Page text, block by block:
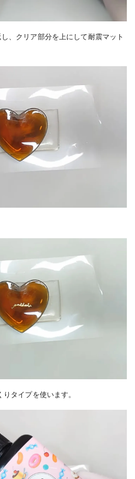
、 クリア部分を上にして耐震マット
タイプを使います。